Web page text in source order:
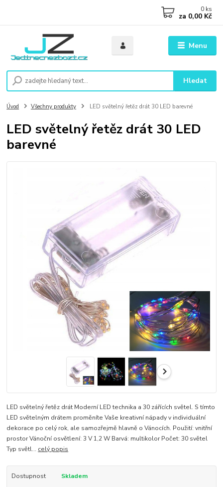
Menu
Hledat
0 ks
za 0,00 Kč
Úvod Všechny produkty LED světelný řetěz drát 30 LED barevné
LED světelný řetěz drát 30 LED
barevné
LED světelný řetěz drát Moderní LED technika a 30 zářících světel. S tímto
LED světelným drátem proměníte Vaše kreativní nápady v individuální
dekorace po celý rok, ale samozřejmě hlavně o Vánocích. Použití: vnitřní
prostor Vánoční osvětlení: 3 V 1,2 W Barvá: multikolor Počet: 30 světel
Typ světl... celý popis
Dostupnost Skladem